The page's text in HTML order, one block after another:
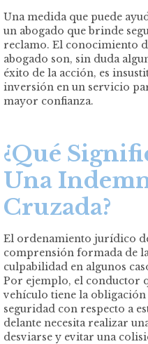
Una medida que puede
un abogado que brinde
reclamo. El conocimiento
abogado son, sin duda
éxito de la acción, es
inversión en un servicio
mayor confianza.
¿Qué
Una
Cruzada?
El ordenamiento jurídico
comprensión formada de
culpabilidad en algunos
Por ejemplo, el conductor
vehículo tiene la
seguridad con respecto a
delante necesita realizar
desviarse y evitar una